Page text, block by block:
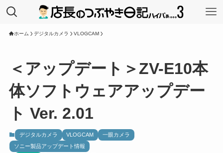
ホーム デジタルカメラ VLOGCAM
＜アップデート＞ZV-E10本
体ソフトウェアアップデー
ト Ver. 2.01
デジタルカメラ VLOGCAM
一眼カメラ
ソニー製品アップデート情報